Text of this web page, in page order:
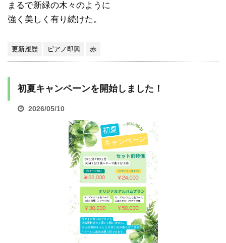
まるで新緑の木々のように
強く美しく有り続けた。
更新履歴 ピアノ即興 赤
初夏キャンペーンを開始しました！
2026/05/10